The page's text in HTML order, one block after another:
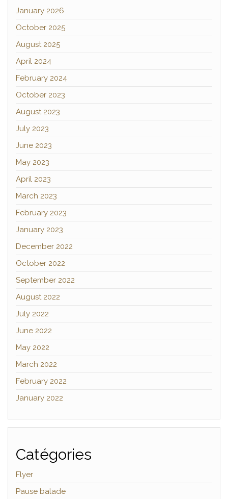
January 2026
October 2025
August 2025
April 2024
February 2024
October 2023
August 2023
July 2023
June 2023
May 2023
April 2023
March 2023
February 2023
January 2023
December 2022
October 2022
September 2022
August 2022
July 2022
June 2022
May 2022
March 2022
February 2022
January 2022
Catégories
Flyer
Pause balade